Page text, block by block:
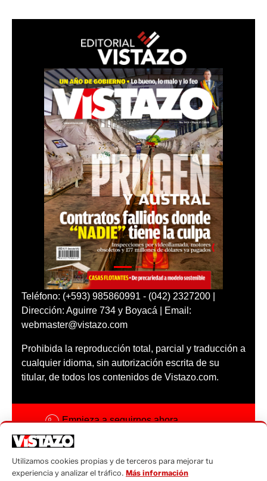
Teléfono: (+593) 985860991 - (042) 2327200 |
Dirección: Aguirre 734 y Boyacá | Email:
webmaster@vistazo.com
Prohibida la reproducción total, parcial y traducción a
cualquier idioma, sin autorización escrita de su
titular, de todos los contenidos de Vistazo.com.
Empieza a seguirnos ahora
Código ética
Utilizamos cookies propias y de terceros para mejorar tu
experiencia y analizar el tráfico. Más información